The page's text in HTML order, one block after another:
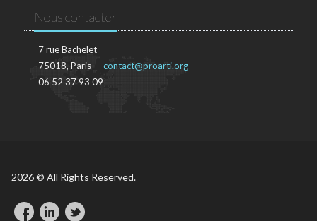
Nous contacter
7 rue Bachelet
75018, Paris
06 52 37 93 09
contact@proarti.org
2026 © All Rights Reserved.